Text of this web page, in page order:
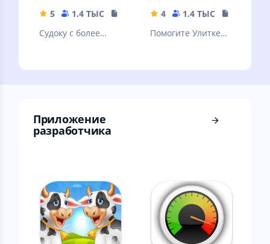
5 1.4 ТЫС
17.73 MB
Судоку с более
4 1.4 ТЫС
Помогите Улитке
Приложение
разработчика ⠀